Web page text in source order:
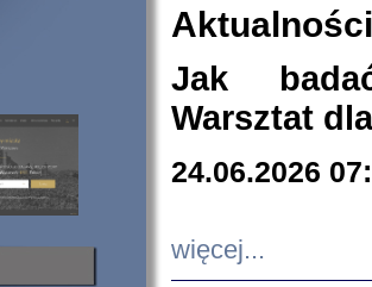
Aktualności
Jak
Warsztat
24.06.2026
więcej...